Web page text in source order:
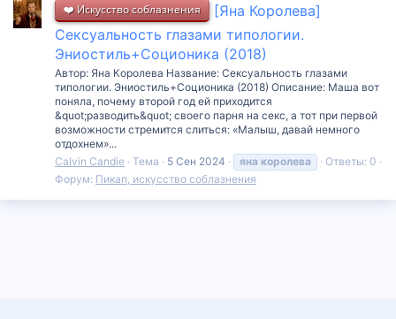
❤️ Искусство соблазнения
[Яна Королева]
Сексуальность глазами типологии.
Эниостиль+Соционика (2018)
Автор: Яна Королева Название: Сексуальность глазами
типологии. Эниостиль+Соционика (2018) Описание: Маша вот
поняла, почему второй год ей приходится
&quot;разводить&quot; своего парня на секс, а тот при первой
возможности стремится слиться: «Малыш, давай немного
отдохнем»...
Calvin Candie Тема 5 Сен 2024 яна королева
Ответы: 0
Форум: Пикап, искусство соблазнения